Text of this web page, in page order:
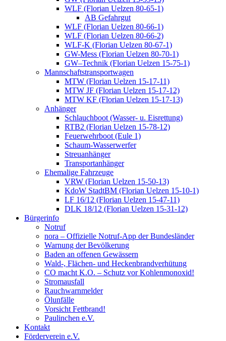
WLF (Florian Uelzen 80-65-1)
AB Gefahrgut
WLF (Florian Uelzen 80-66-1)
WLF (Florian Uelzen 80-66-2)
WLF-K (Florian Uelzen 80-67-1)
GW-Mess (Florian Uelzen 80-70-1)
GW–Technik (Florian Uelzen 15-75-1)
Mannschaftstransportwagen
MTW (Florian Uelzen 15-17-11)
MTW JF (Florian Uelzen 15-17-12)
MTW KF (Florian Uelzen 15-17-13)
Anhänger
Schlauchboot (Wasser- u. Eisrettung)
RTB2 (Florian Uelzen 15-78-12)
Feuerwehrboot (Eule 1)
Schaum-Wasserwerfer
Streuanhänger
Transportanhänger
Ehemalige Fahrzeuge
VRW (Florian Uelzen 15-50-13)
KdoW StadtBM (Florian Uelzen 15-10-1)
LF 16/12 (Florian Uelzen 15-47-11)
DLK 18/12 (Florian Uelzen 15-31-12)
Bürgerinfo
Notruf
nora – Offizielle Notruf-App der Bundesländer
Warnung der Bevölkerung
Baden an offenen Gewässern
Wald-, Flächen- und Heckenbrandverhütung
CO macht K.O. – Schutz vor Kohlenmonoxid!
Stromausfall
Rauchwarnmelder
Ölunfälle
Vorsicht Fettbrand!
Paulinchen e.V.
Kontakt
Förderverein e.V.